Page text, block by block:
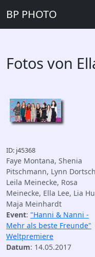
BP PHOTO
Fotos von
ID: j45368
Faye Montana, Shenia
Pitschmann, Lynn
Leila Meinecke, Rosa
Meinecke, Ella Lee, Lia
Maja Meinhardt
Event: "Hanni & Nanni -
Mehr als beste Freunde"
Weltpremiere
Datum: 14.05.2017